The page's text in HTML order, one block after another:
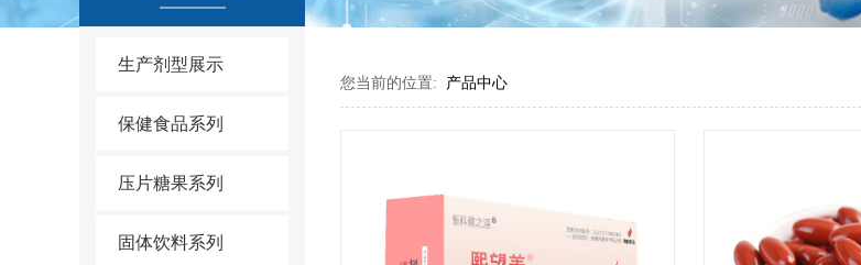
生产剂型展示
保健食品系列
压片糖果系列
固体饮料系列
您当前的位置: 产品中心